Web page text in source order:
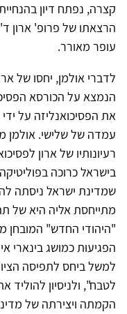
קצרה, נפתח דיון
הרצאתו של פרופ' ארון
עופר מאורר.
לדברי אולמן, יחסו של
הנמצא על הכורסא
את הפסיכואנליזה על
עמדה של שלישי. אולמן
רעיונותיו של ארון
בישראל כרוכה
שמדינת ישראל ניסתה
מתייחסת אליה היא של
"היהודי החדש" המובחן
הפגיעוּת כמושג בינארי
למשל ביחס לתפיסה
לטבח", ולניסיון
הקמתה ויצירתה של